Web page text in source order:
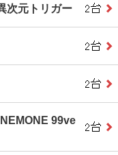
次元トリガー
99ve